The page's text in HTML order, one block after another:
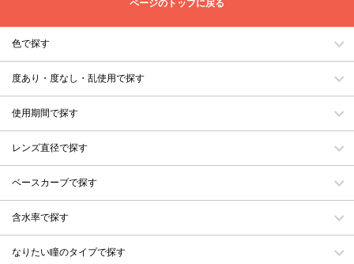
ページのトップに戻る
色で探す
度あり・度なし・乱使用で探す
使用期間で探す
レンズ直径で探す
ベースカーブで探す
含水率で探す
なりたい瞳のタイプで探す